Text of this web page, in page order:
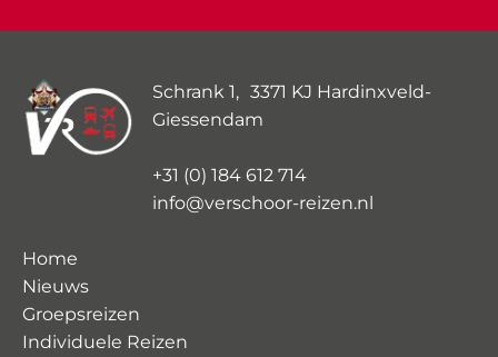
Schrank 1, 3371 KJ Hardinxveld-
Giessendam
+31 (0) 184 612 714
info@verschoor-reizen.nl
Home
Nieuws
Groepsreizen
Individuele Reizen